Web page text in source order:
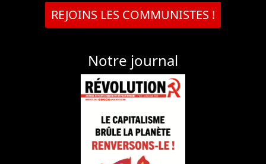
REJOINS LES COMMUNISTES !
Notre journal